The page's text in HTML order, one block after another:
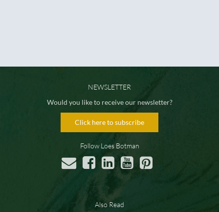
NEWSLETTER
Would you like to receive our newsletter?
Click here to subscribe
Follow Loes Botman
Also Read